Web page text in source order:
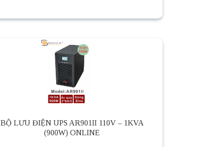
BỘ LƯU ĐIỆN UPS AR901II 110V – 1KVA
(900W) ONLINE